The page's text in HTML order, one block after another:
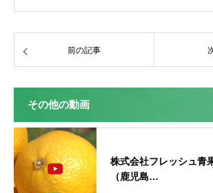
前の記事
その他の動画
株式会社フレッシュ青
（鹿児島…